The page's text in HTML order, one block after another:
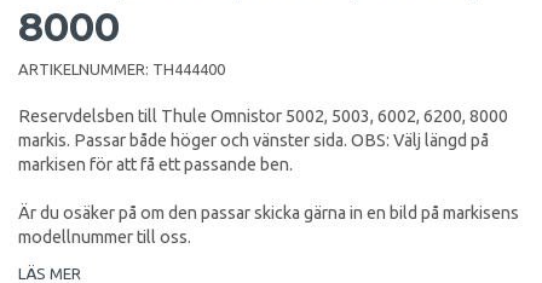
8000
ARTIKELNUMMER: TH444400
Reservdelsben till Thule Omnistor 5002, 5003, 6002, 6200, 8000
markis. Passar både höger och vänster sida. OBS: Välj längd på
markisen för att få ett passande ben.
Är du osäker på om den passar skicka gärna in en bild på markisens
modellnummer till oss.
LÄS MER